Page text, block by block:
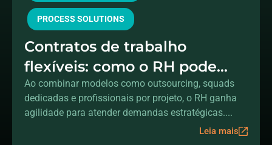
PROCESS SOLUTIONS
Contratos de trabalho
flexíveis: como o RH pode
acelerar a transformação
digital sem aumentar o
Ao combinar modelos como outsourcing, squads
dedicadas e profissionais por projeto, o RH ganha
agilidade para atender demandas estratégicas....
Leia mais